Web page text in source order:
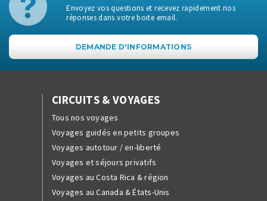
Envoyez vos questions et recevez rapidement nos
réponses dans votre boite email.
DEMANDE D'INFORMATIONS
CIRCUITS & VOYAGES
Tous nos voyages
Voyages guidés en petits groupes
Voyages autotour / en-liberté
Voyages et séjours privatifs
Voyages au Costa Rica & région
Voyages au Canada & États-Unis